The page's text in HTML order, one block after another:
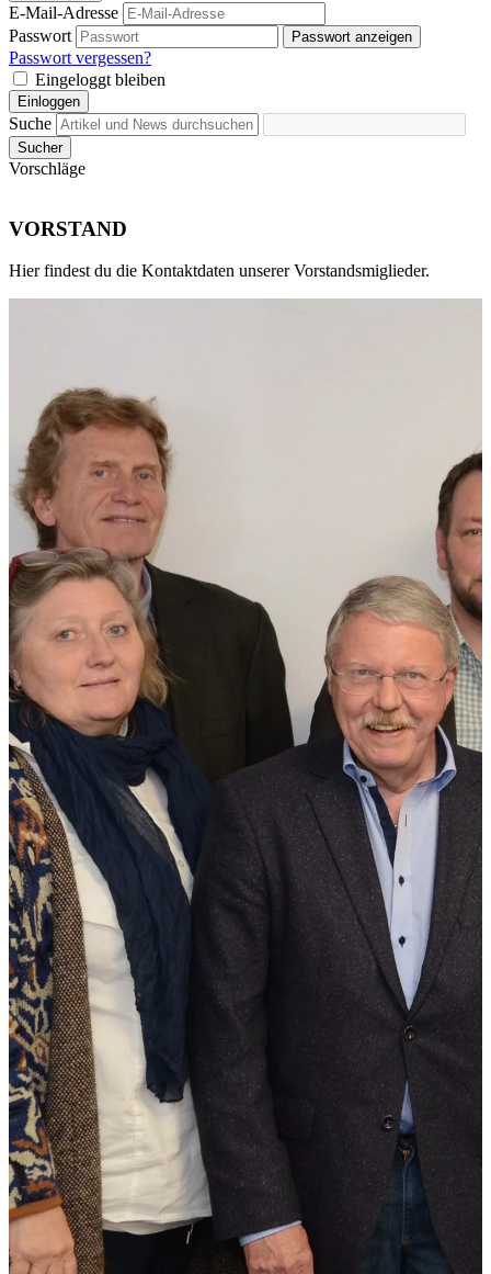
E-Mail-Adresse
Passwort
Passwort anzeigen
Passwort vergessen?
Eingeloggt bleiben
Einloggen
Suche
Sucher
Vorschläge
VORSTAND
Hier findest du die Kontaktdaten unserer Vorstandsmiglieder.